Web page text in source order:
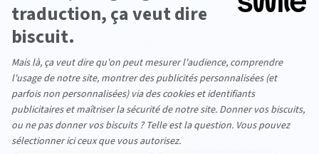
l’entreprise entre en conflit avec la protection de la vie
privée et peut être invoquée dans certains cas de
licenciements pour faute grave
l’avocate.
En soi,l’existence d’une relation amoureuse ne
peut pas justifier un licenciement, mais elle peut
constituer une “faute grave” quand celle-ci a été
dissimulée alors qu’elle a des conséquences pour
l’entreprise. Typiquement, il peut s’agir d’un conflit